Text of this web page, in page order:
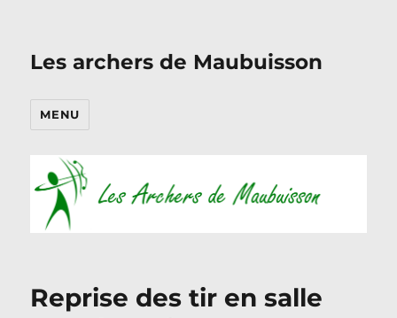
Les archers de Maubuisson
MENU
Reprise des tir en salle